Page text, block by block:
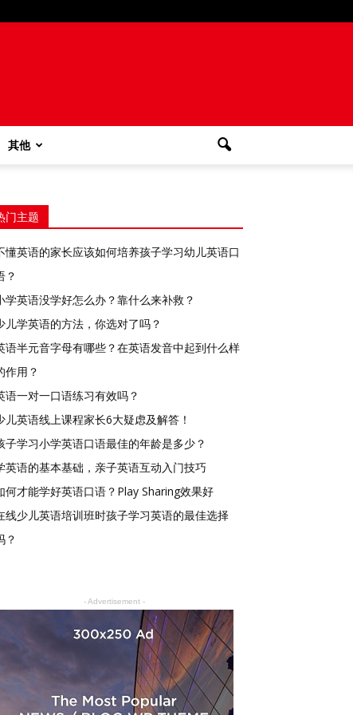
其他
门主题
懂英语的家长应该如何培养孩子学习幼儿英语口
？
学英语没学好怎么办？靠什么来补救？
儿学英语的方法，你选对了吗？
语半元音字母有哪些？在英语发音中起到什么样
作用？
语一对一口语练习有效吗？
儿英语线上课程家长6大疑虑及解答！
子学习小学英语口语最佳的年龄是多少？
英语的基本基础，亲子英语互动入门技巧
何才能学好英语口语？Play Sharing效果好
线少儿英语培训班时孩子学习英语的最佳选择
？
- Advertisement -